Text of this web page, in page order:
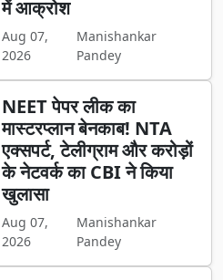
में आक्रोश
Aug 07,
2026
Manishankar
Pandey
NEET पेपर लीक का
मास्टरप्लान बेनकाब! NTA
एक्सपर्ट, टेलीग्राम और करोड़ों
के नेटवर्क का CBI ने किया
खुलासा
Aug 07,
2026
Manishankar
Pandey